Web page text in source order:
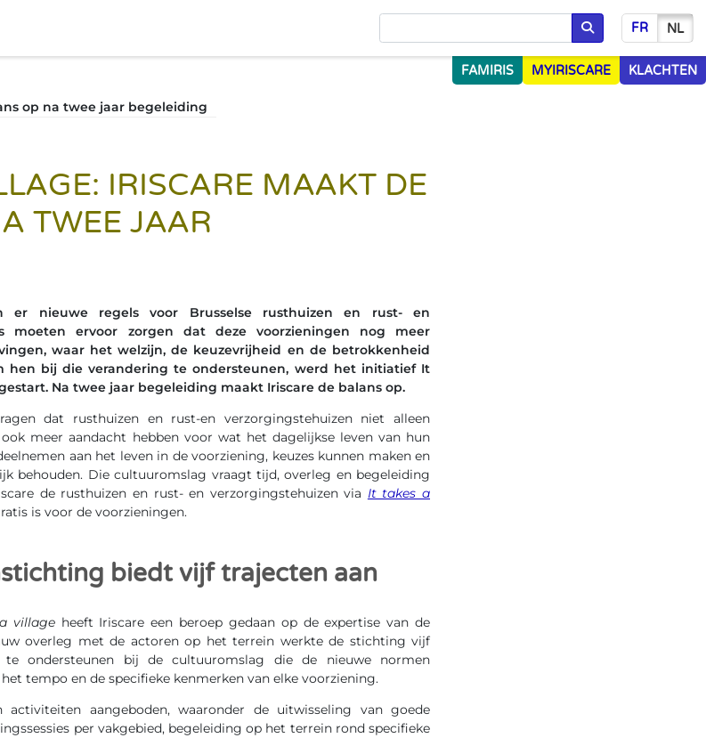
Opzoeken
FR NL
FAMIRIS MYIRISCARE KLACHTEN
op na twee jaar begeleiding
IRISCARE MAAKT DE
TWEE JAAR
er nieuwe regels voor Brusselse rusthuizen en rust- en
moeten ervoor zorgen dat deze voorzieningen nog meer
waar het welzijn, de keuzevrijheid en de betrokkenheid
hen bij die verandering te ondersteunen, werd het initiatief It
Na twee jaar begeleiding maakt Iriscare de balans op.
dat rusthuizen en rust-en verzorgingstehuizen niet alleen
meer aandacht hebben voor wat het dagelijkse leven van hun
aan het leven in de voorziening, keuzes kunnen maken en
behouden. Die cultuuromslag vraagt tijd, overleg en begeleiding
de rusthuizen en rust- en verzorgingstehuizen via It takes a
is voor de voorzieningen.
biedt vijf trajecten aan
villageheeft Iriscare een beroep gedaan op de expertise van de
overleg met de actoren op het terrein werkte de stichting vijf
ondersteunen bij de cultuuromslag die de nieuwe normen
tempo en de specifieke kenmerken van elke voorziening.
aangeboden, waaronder de uitwisseling van goede
per vakgebied, begeleiding op het terrein rond specifieke